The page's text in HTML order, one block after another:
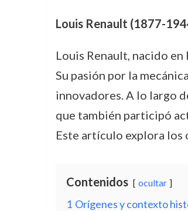
Louis Renault (1877-
Louis Renault, nacido
Su pasión por la
innovadores. A lo largo
que también participó
Este artículo explora los
Contenidos ocultar
1 Orígenes y contexto